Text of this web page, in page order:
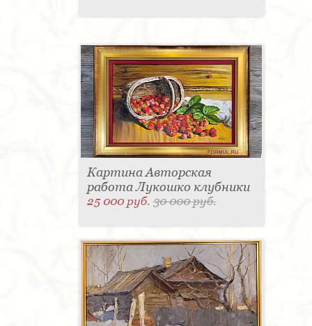
Картина Авторская
работа Лукошко клубники
25 000 руб.30 000 руб.